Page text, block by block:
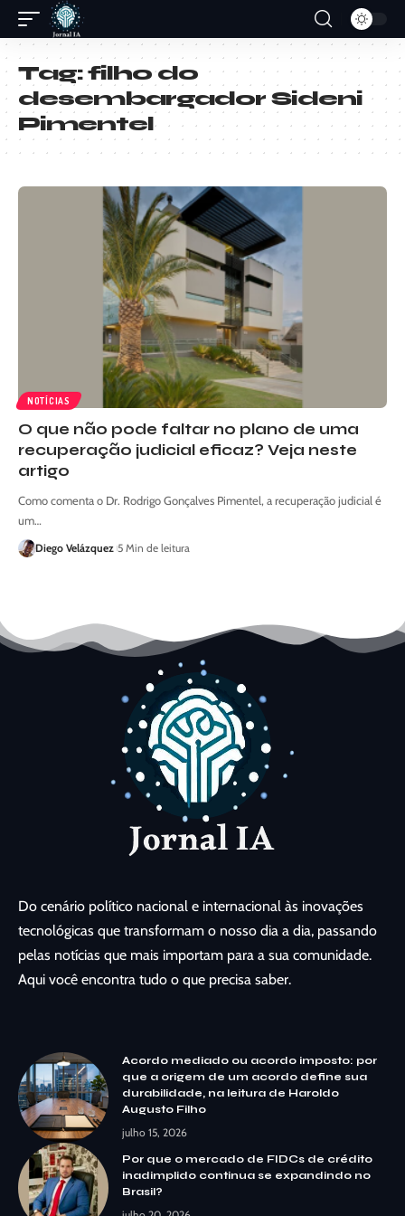
Tag:filho do
desembargador Sideni
Pimentel
NOTÍCIAS
O que não pode faltar no plano de uma
recuperação judicial eficaz? Veja neste
artigo
Como comenta o Dr. Rodrigo Gonçalves Pimentel, a recuperação judicial é
um…
Diego Velázquez 5 Min de leitura
Do cenário político nacional e internacional às inovações
tecnológicas que transformam o nosso dia a dia, passando
pelas notícias que mais importam para a sua comunidade.
Aqui você encontra tudo o que precisa saber.
Acordo mediado ou acordo imposto: por
que a origem de um acordo define sua
durabilidade, na leitura de Haroldo
Augusto Filho
julho 15, 2026
Por que o mercado de FIDCs de crédito
inadimplido continua se expandindo no
Brasil?